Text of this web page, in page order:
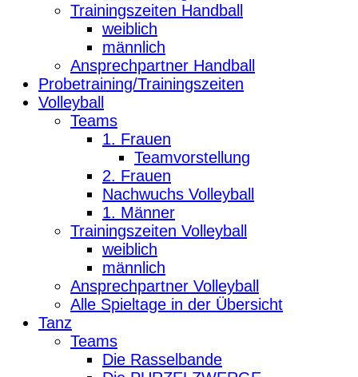
Trainingszeiten Handball
weiblich
männlich
Ansprechpartner Handball
Probetraining/Trainingszeiten
Volleyball
Teams
1. Frauen
Teamvorstellung
2. Frauen
Nachwuchs Volleyball
1. Männer
Trainingszeiten Volleyball
weiblich
männlich
Ansprechpartner Volleyball
Alle Spieltage in der Übersicht
Tanz
Teams
Die Rasselbande